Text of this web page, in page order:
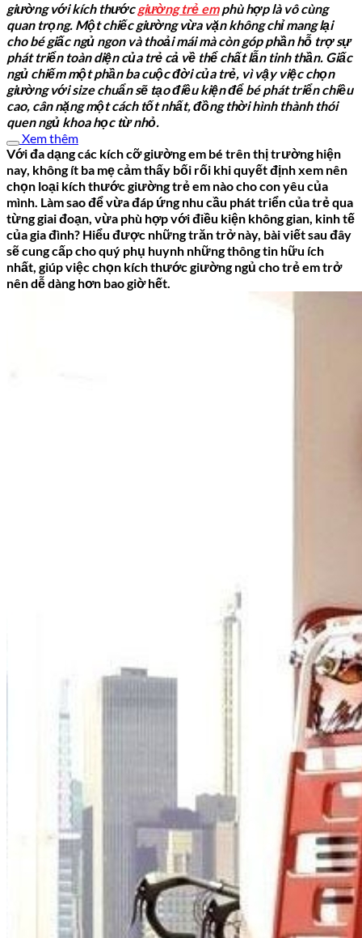
giường với kích thướcgiường trẻ emphù hợp là vô cùng
quan trọng. Một chiếc giường vừa vặn không chỉ mang lại
cho bé giấc ngủ ngon và thoải mái mà còn góp phần hỗ trợ sự
phát triển toàn diện của trẻ cả về thể chất lẫn tinh thần. Giấc
ngủ chiếm một phần ba cuộc đời của trẻ, vì vậy việc chọn
giường với size chuẩn sẽ tạo điều kiện để bé phát triển chiều
cao, cân nặng một cách tốt nhất, đồng thời hình thành thói
quen ngủ khoa học từ nhỏ.
Xem thêm
Với đa dạng các kích cỡ giường em bé trên thị trường hiện
nay, không ít ba mẹ cảm thấy bối rối khi quyết định xem nên
chọn loại kích thước giường trẻ em nào cho con yêu của
mình. Làm sao để vừa đáp ứng nhu cầu phát triển của trẻ qua
từng giai đoạn, vừa phù hợp với điều kiện không gian, kinh tế
của gia đình? Hiểu được những trăn trở này, bài viết sau đây
sẽ cung cấp cho quý phụ huynh những thông tin hữu ích
nhất, giúp việc chọn kích thước giường ngủ cho trẻ em trở
nên dễ dàng hơn bao giờ hết.